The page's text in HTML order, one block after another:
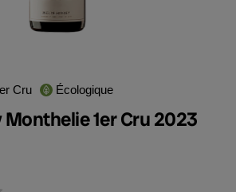
Cru Écologique
1er Cru 2023